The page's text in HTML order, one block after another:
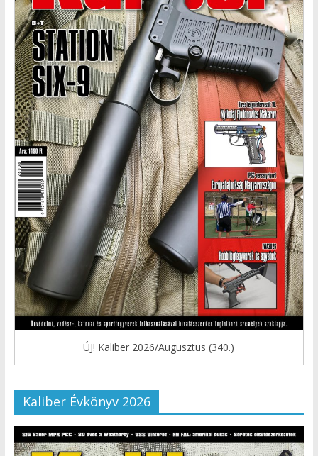
ÚJ! Kaliber 2026/Augusztus (340.)
Kaliber Évkönyv 2026